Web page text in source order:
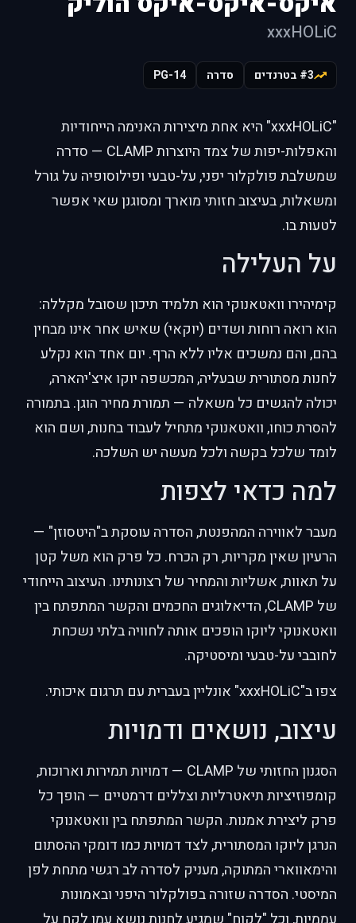
xxxHOLiC
#3 בטרנדים סדרה PG-14
"xxxHOLiC" היא אחת מיצירות האנימה הייחודיות
והאפלות-יפות של צמד היוצרות CLAMP — סדרה
שמשלבת פולקלור יפני, על-טבעי ופילוסופיה על גורל
ומשאלות, בעיצוב חזותי מוארך ומסוגנן שאי אפשר
לטעות בו.
על העלילה
קימיהירו וואטאנוקי הוא תלמיד תיכון שסובל מקללה:
הוא רואה רוחות ושדים (יוקאי) שאיש אחר אינו מבחין
בהם, והם נמשכים אליו ללא הרף. יום אחד הוא נקלע
לחנות מסתורית שבעליה, המכשפה יוקו איצ'יהארה,
יכולה להגשים כל משאלה — תמורת מחיר הוגן. בתמורה
להסרת כוחו, וואטאנוקי מתחיל לעבוד בחנות, ושם הוא
לומד שלכל בקשה ולכל מעשה יש השלכה.
למה כדאי לצפות
מעבר לאווירה המהפנטת, הסדרה עוסקת ב"היטסוזן" —
הרעיון שאין מקריות, רק הכרח. כל פרק הוא משל קטן
על תאוות, אשליות והמחיר של רצונותינו. העיצוב הייחודי
של CLAMP, הדיאלוגים החכמים והקשר המתפתח בין
וואטאנוקי ליוקו הופכים אותה לחוויה בלתי נשכחת
לחובבי על-טבעי ומיסטיקה.
צפו ב"xxxHOLiC" אונליין בעברית עם תרגום איכותי.
עיצוב, נושאים ודמויות
הסגנון החזותי של CLAMP — דמויות תמירות וארוכות,
קומפוזיציות תיאטרליות וצללים דרמטיים — הופך כל
פרק ליצירת אמנות. הקשר המתפתח בין וואטאנוקי
הנרגן ליוקו המסתורית, לצד דמויות כמו דומקי ההסתום
והימאווארי המתוקה, מעניק לסדרה לב רגשי מתחת לפן
המיסטי. הסדרה שזורה בפולקלור היפני ובאמונות